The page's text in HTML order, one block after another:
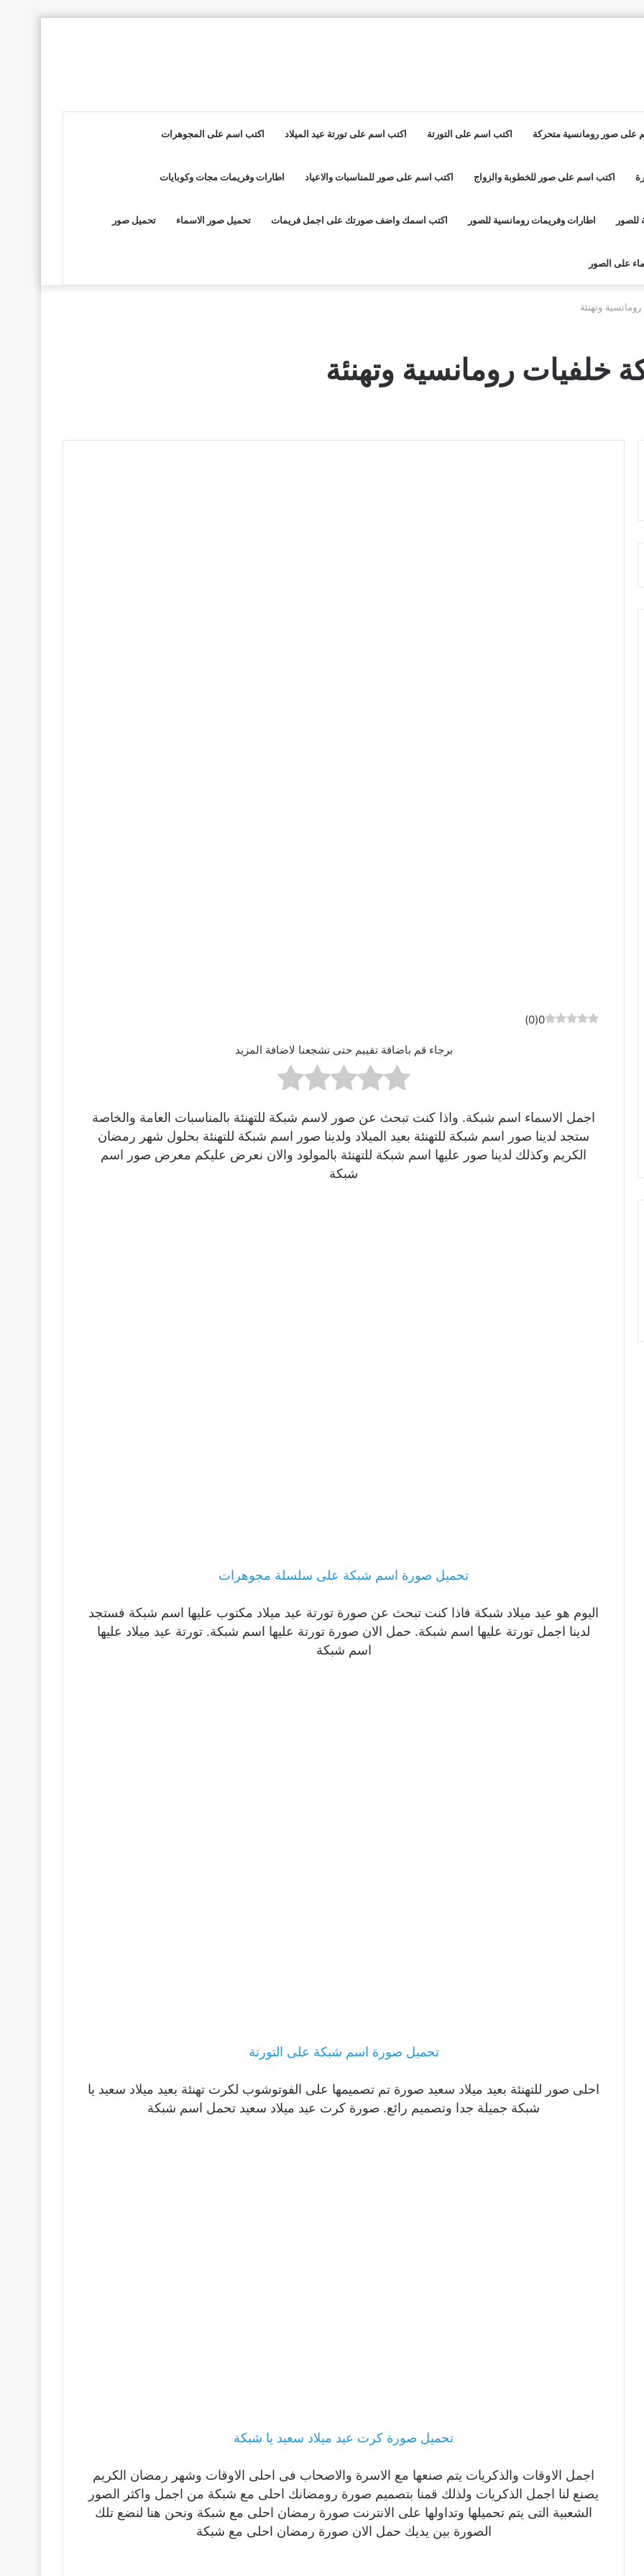
على صور رومانسية متحركة اكتب اسم على التورتة اكتب اسم على تورتة عيد الميلاد اكتب اسم على المجوهرات
اكتب اسم على صور للخطوبة والزواج اكتب اسم على صور للمناسبات والاعياد اطارات وفريمات مجات وكوبايات
للصور اطارات وفريمات رومانسية للصور اكتب اسمك واضف صورتك على اجمل فريمات تحميل صور الاسماء تحميل صور
على الصور
وتهنئة
خلفيات رومانسية وتهنئة
0
(
0
)
برجاء قم باضافة تقييم حتى تشجعنا لاضافة المزيد
اجمل الاسماء اسم شبكة. واذا كنت تبحث عن صور لاسم شبكة للتهنئة بالمناسبات العامة والخاصة
ستجد لدينا صور اسم شبكة للتهنئة بعيد الميلاد ولدينا صور اسم شبكة للتهنئة بحلول شهر رمضان
الكريم وكذلك لدينا صور عليها اسم شبكة للتهنئة بالمولود والان نعرض عليكم معرض صور اسم
شبكة
تحميل صورة اسم شبكة على سلسلة مجوهرات
اليوم هو عيد ميلاد شبكة فاذا كنت تبحث عن صورة تورتة عيد ميلاد مكتوب عليها اسم شبكة فستجد
لدينا اجمل تورتة عليها اسم شبكة. حمل الان صورة تورتة عليها اسم شبكة. تورتة عيد ميلاد عليها
اسم شبكة
تحميل صورة اسم شبكة على التورتة
احلى صور للتهنئة بعيد ميلاد سعيد صورة تم تصميمها على الفوتوشوب لكرت تهنئة بعيد ميلاد سعيد يا
شبكة جميلة جدا وتصميم رائع. صورة كرت عيد ميلاد سعيد تحمل اسم شبكة
تحميل صورة كرت عيد ميلاد سعيد يا شبكة
اجمل الاوقات والذكريات يتم صنعها مع الاسرة والاصحاب فى احلى الاوقات وشهر رمضان الكريم
يصنع لنا اجمل الذكريات ولذلك قمنا بتصميم صورة رومضانك احلى مع شبكة من اجمل واكثر الصور
الشعبية التى يتم تحميلها وتداولها على الانترنت صورة رمضان احلى مع شبكة ونحن هنا لنضع تلك
الصورة بين يديك حمل الان صورة رمضان احلى مع شبكة